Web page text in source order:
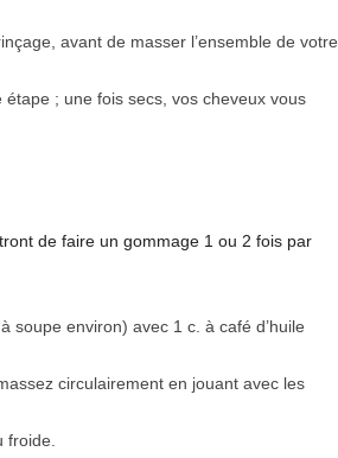
avant de masser l’ensemble de votre
; une fois secs, vos cheveux vous
de faire un gommage 1 ou 2 fois par
soupe environ) avec 1 c. à café d’huile
circulairement en jouant avec les
froide.